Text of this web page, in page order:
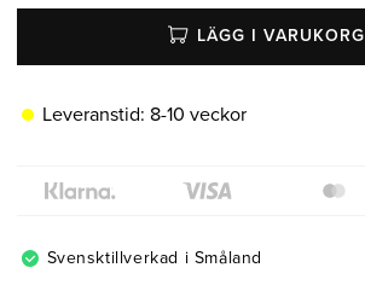
LÄGG I VARUKORG
Leveranstid: 8-10 veckor
Svensktillverkad i Småland